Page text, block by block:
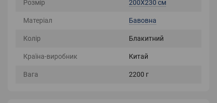
Розмір 200X230 см
Матеріал Бавовна
Колір Блакитний
Країна-виробник Китай
Вага 2200 г